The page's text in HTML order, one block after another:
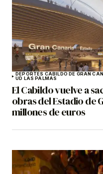
DEPORTES CABILDO DE GRAN
UD LAS PALMAS
El Cabildo vuelve a
obras del Estadio de
millones de euros